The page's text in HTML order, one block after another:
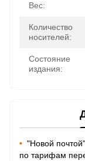
Вес:
Количество
носителей:
Состояние
издания:
• "Новой
по тарифам